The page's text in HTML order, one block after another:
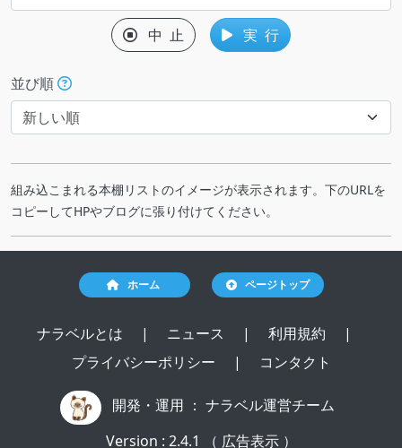
中 止 実 行
並び順
組み込こまれる本棚リストのイメージが表示されます。下のURLを
コピーしてHPやブログに張り付けてください。
ホーム ページトップ
ナラベルとは | ニュース | 利用規約
|
プライバシーポリシー
| コンタクト
開発・運用 ： ナラベル運営チーム
Version : 2.4.1 （ 広告表示 ）